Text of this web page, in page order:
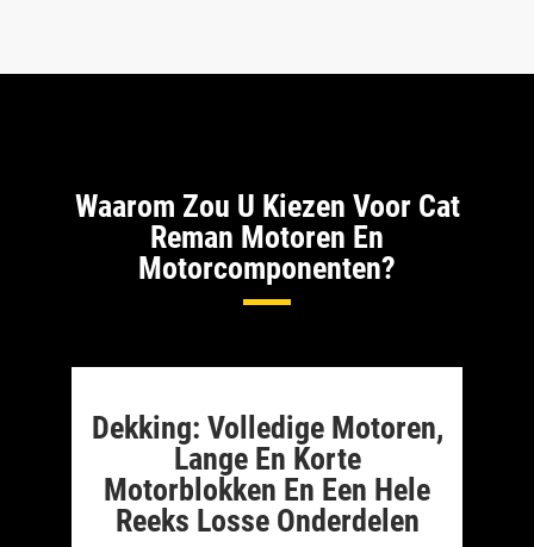
Waarom Zou U Kiezen Voor Cat
Reman Motoren En
Motorcomponenten?
Dekking: Volledige Motoren,
Lange En Korte
Motorblokken En Een Hele
Reeks Losse Onderdelen